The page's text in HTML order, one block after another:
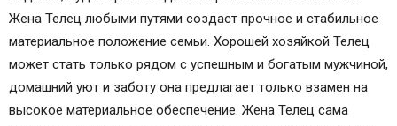
Зодиака, будет превосходна на протяжении всей жизни.
Жена Телец любыми путями создаст прочное и стабильное
материальное положение семьи. Хорошей хозяйкой Телец
может стать только рядом с успешным и богатым мужчиной,
домашний уют и заботу она предлагает только взамен на